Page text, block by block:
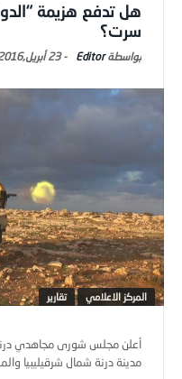
هل تدفع هزيمة
سرت؟
Editor
-23 أبريل,2016
المركز الاعلامي تقارير
أعلن مجلس شورى مجاهدي درنة
مدينة درنة شمال شرقيليبيا